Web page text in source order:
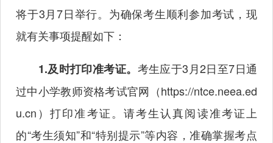
将于3月7日举行。为确保考生顺利参加考试，现
就有关事项提醒如下：
1.及时打印准考证。 考生应于3月2日至7日通
过中小学教师资格考试官网（https://ntce.neea.ed
u.cn ）打印准考证。请考生认真阅读准考证上
的“考生须知”和“特别提示”等内容，准确掌握考点